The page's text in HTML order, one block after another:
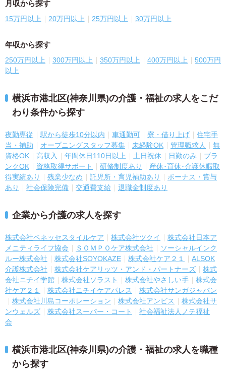
月収から探す
15万円以上 20万円以上 25万円以上 30万円以上
年収から探す
250万円以上 300万円以上 350万円以上 400万円以上
500万円
以上
横浜市港北区(神奈川県)の介護・福祉の求人をこだ
わり条件から探す
夜勤専従 駅から徒歩10分以内 車通勤可 寮・借り上げ
住宅手
当・補助
オープニングスタッフ募集 未経験OK 管理職求人
無
資格OK
高収入 年間休日110日以上 土日祝休 日勤のみ
ブラ
ンクOK
資格取得サポート 研修制度あり
産休･育休･介護休暇取
得実績あり
残業少なめ 託児所・育児補助あり
ボーナス・賞与
あり
社会保険完備 交通費支給 退職金制度あり
企業から介護の求人を探す
株式会社ベネッセスタイルケア 株式会社ツクイ
株式会社日本ア
メニティライフ協会
ＳＯＭＰＯケア株式会社
ソーシャルインク
ルー株式会社
株式会社SOYOKAZE 株式会社ケア２１
ALSOK
介護株式会社
株式会社ケアリッツ・アンド・パートナーズ
株式
会社ニチイ学館
株式会社ソラスト 株式会社やさしい手
株式会
社ケア２１
株式会社ニチイケアパレス
株式会社サンガジャパン
株式会社川島コーポレーション
株式会社アンビス
株式会社サ
ンウェルズ
株式会社スーパー・コート
社会福祉法人ノテ福祉
会
横浜市港北区(神奈川県)の介護・福祉の求人を職種
から探す